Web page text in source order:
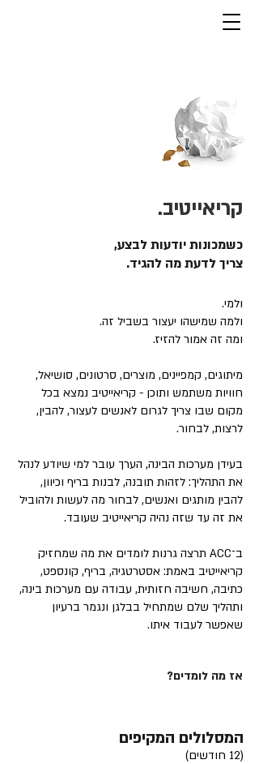
קריאייטיב.
כשמכונות יודעות לבצע,
צריך לדעת מה להגיד.
ולמי.
ולמה שמישהו יעצור בשביל זה.
ומה זה אמור להזיז.
מיתוגים, קמפיינים, מוצרים, סרטונים, סושיאל,
חוויות משתמש ותוכן - קריאייטיב נמצא בכל
מקום שבו צריך לגרום לאנשים לעצור, להבין,
לרצות, לבחור.
בעידן מערכות הבינה, הערך עובר למי שיודע לנהל
את התהליך: לזהות תובנה, לבנות בריף וכיוון,
להבין מותגים ואנשים, לבחור מה לעשות ולהוביל
את זה עד שזה נהיה קריאייטיב שעובד.
ב־ACC תרצה גרנות לומדים את מה שמחזיק
קריאייטיב באמת: אסטרטגיה, בריף, קונספט,
כתיבה, חשיבה חזותית, עבודה עם מערכות בינה,
ותהליך שלם שמתחיל בבלגן ונגמר ברעיון
שאפשר לעבוד איתו.
אז מה לומדים?
המסלולים המקיפים
(12 חודשים)